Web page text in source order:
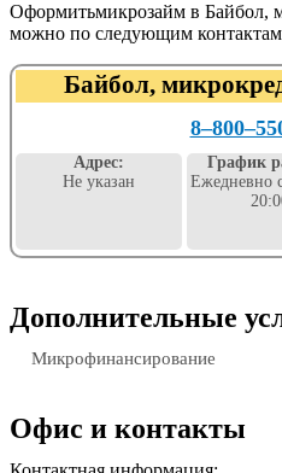
Оформитьмикрозайм в Байбол,
можно по следующим
Байбол,
Адрес:
Не указан
График
Ежедневно
Дополнительные
Микрофинансирование
Офис и контакты